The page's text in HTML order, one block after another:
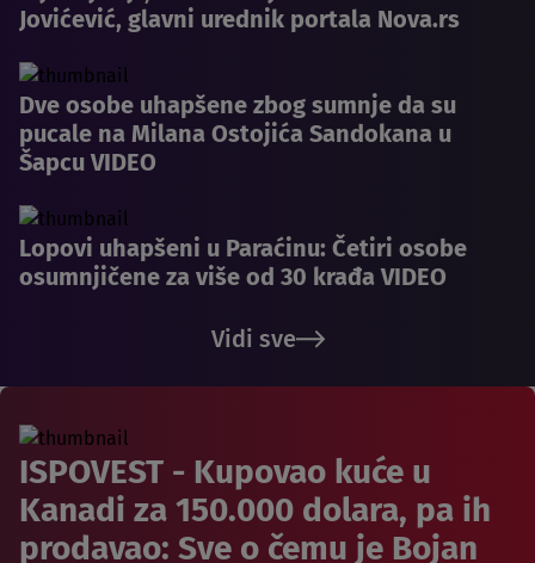
Jovićević, glavni urednik portala Nova.rs
Dve osobe uhapšene zbog sumnje da su
pucale na Milana Ostojića Sandokana u
Šapcu VIDEO
Lopovi uhapšeni u Paraćinu: Četiri osobe
osumnjičene za više od 30 krađa VIDEO
Vidi sve
ISPOVEST - Kupovao kuće u
Kanadi za 150.000 dolara, pa ih
prodavao: Sve o čemu je Bojan